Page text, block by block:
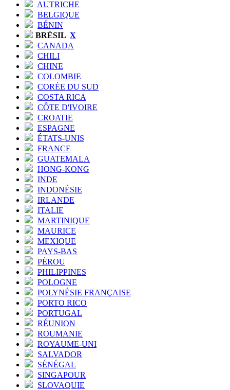
AUTRICHE
BELGIQUE
BÉNIN
BRÉSIL X
CANADA
CHILI
CHINE
COLOMBIE
CORÉE DU SUD
COSTA RICA
CÔTE D'IVOIRE
CROATIE
ESPAGNE
ÉTATS-UNIS
FRANCE
GUATEMALA
HONG-KONG
INDE
INDONÉSIE
IRLANDE
ITALIE
MARTINIQUE
MAURICE
MEXIQUE
PAYS-BAS
PÉROU
PHILIPPINES
POLOGNE
POLYNÉSIE FRANÇAISE
PORTO RICO
PORTUGAL
RÉUNION
ROUMANIE
ROYAUME-UNI
SALVADOR
SÉNÉGAL
SINGAPOUR
SLOVAQUIE